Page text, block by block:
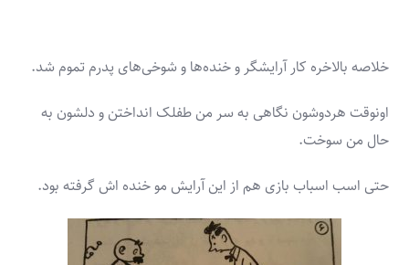
خلاصه بالاخره کار آرایشگر و خنده‌­ها و شوخی­‌های پدرم تموم شد.
اونوقت هردوشون نگاهی به سر من طفلک انداختن و دلشون به
حال من سوخت.
حتی اسب اسباب بازی هم از این آرایش مو خنده اش گرفته بود.